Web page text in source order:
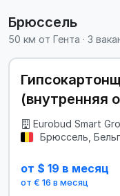
Брюссель
50 км от Гента · 3
Гипсокартонщики и
(внутренняя
Eurobud Smart
Брюссель,
от $ 19 в месяц
от € 16 в месяц